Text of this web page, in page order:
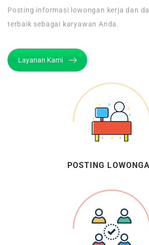
Posting informasi lowongan kerja dan
terbaik sebagai karyawan Anda.
Layanan Kami
POSTING